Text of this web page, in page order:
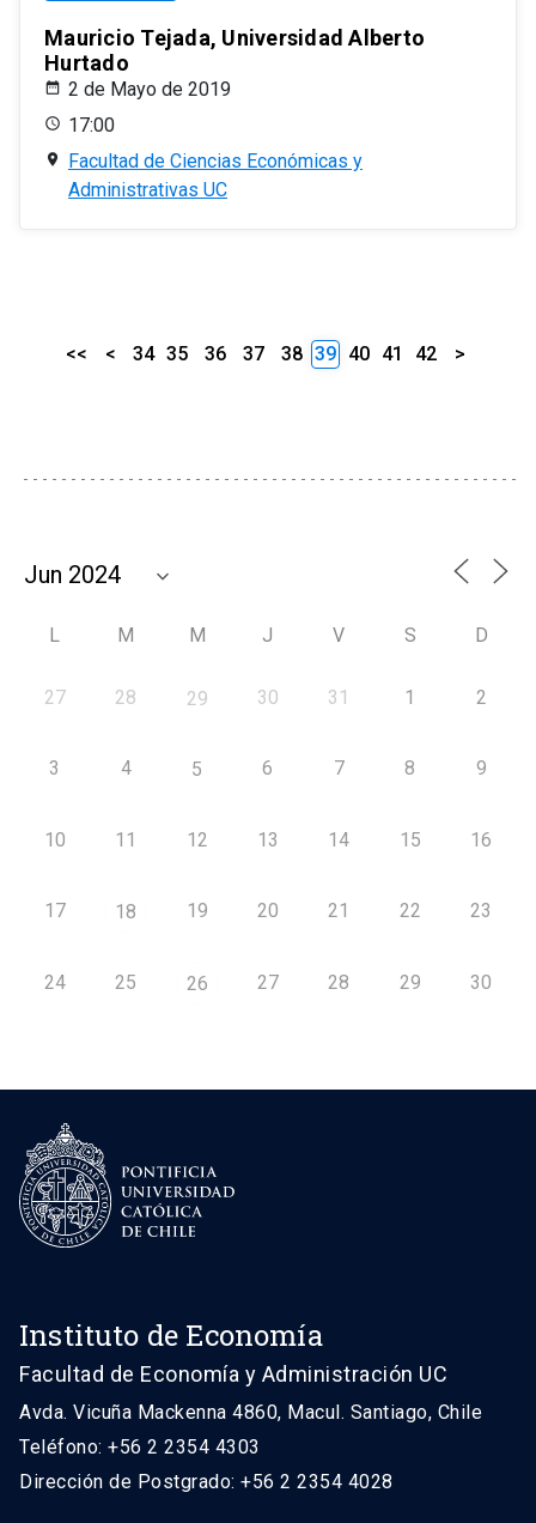
Mauricio Tejada, Universidad Alberto
Hurtado
2 de Mayo de 2019
17:00
Facultad de Ciencias Económicas y
Administrativas UC
<< < 34 35 36 37 38 39 40 41 42 >
L M M J V S D
27 28 29 30 31 1 2
3 4 5 6 7 8 9
10 11 12 13 14 15 16
17 18 19 20 21 22 23
24 25 26 27 28 29 30
Instituto de Economía
Facultad de Economía y Administración UC
Avda. Vicuña Mackenna 4860, Macul. Santiago, Chile
Teléfono: +56 2 2354 4303
Dirección de Postgrado: +56 2 2354 4028